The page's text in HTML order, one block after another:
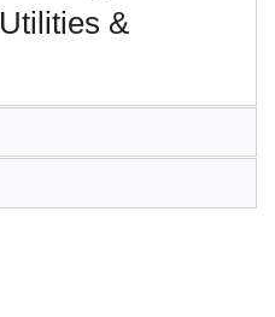
Utilities &